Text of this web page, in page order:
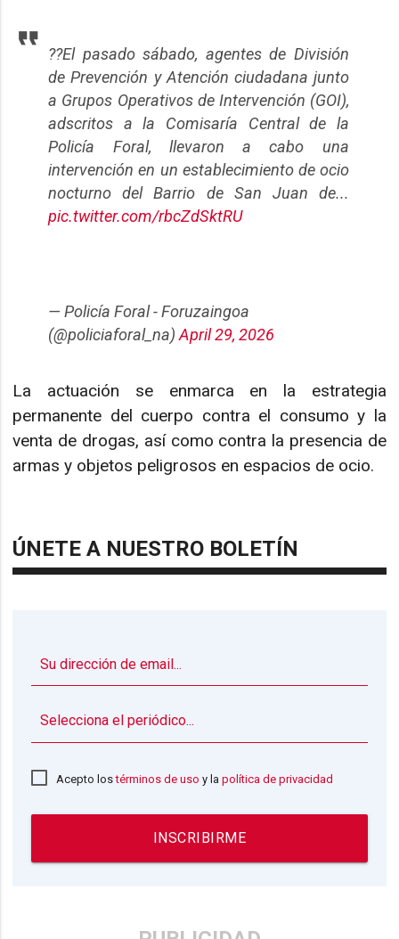
??El pasado sábado, agentes de División
de Prevención y Atención ciudadana junto
a Grupos Operativos de Intervención (GOI),
adscritos a la Comisaría Central de la
Policía Foral, llevaron a cabo una
intervención en un establecimiento de ocio
nocturno del Barrio de San Juan de...
pic.twitter.com/rbcZdSktRU
— Policía Foral - Foruzaingoa
(@policiaforal_na)April 29, 2026
La actuación se enmarca en la estrategia
permanente del cuerpo contra el consumo y la
venta de drogas, así como contra la presencia de
armas y objetos peligrosos en espacios de ocio.
ÚNETE A NUESTRO BOLETÍN
Acepto lostérminos de uso y lapolítica de privacidad
INSCRIBIRME